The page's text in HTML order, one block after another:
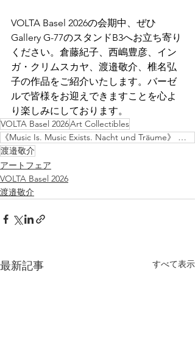
VOLTA Basel 2026の会期中、ぜひ
Gallery G-77のスタンドB3へお立ち寄り
ください。倉藤紀子、西嶋豊彦、イン
ガ・クリムスカヤ、渡邉敬介、椎名弘
子の作品をご紹介いたします。バーゼ
ルで皆様をお迎えできますことを心よ
り楽しみにしております。
VOLTA Basel 2026Art Collectibles
《Music Is. Music Exists. Nacht und Träume》 インク・紙 700 × 97 cm
渡邉敬介
アートフェア
VOLTA Basel 2026
渡邉敬介
最新記事 すべて表示